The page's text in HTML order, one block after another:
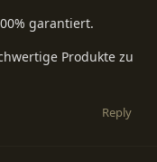
garantiert.
Produkte zu
Reply